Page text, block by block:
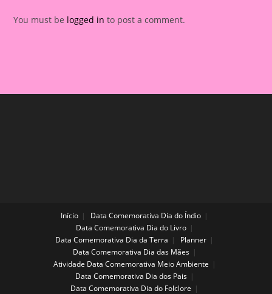
You must be logged in to post a comment.
Início
Data Comemorativa Dia do Índio
Data Comemorativa Dia do Livro
Data Comemorativa Dia da Terra
Planner
Data Comemorativa Dia das Mães
Atividade Data Comemorativa Meio Ambiente
Data Comemorativa Dia dos Pais
Data Comemorativa Dia do Folclore